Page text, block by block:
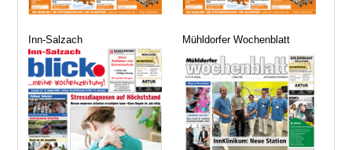
Inn-Salzach Mühldorfer Wochenblatt